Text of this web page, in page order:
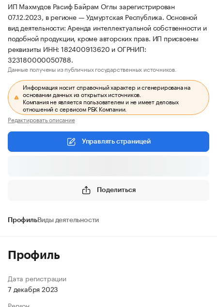
ИП Махмудов Расиф Байрам Оглы зарегистрирован
07.12.2023, в регионе — Удмуртская Республика. Основной
вид деятельности: Аренда интеллектуальной собственности и
подобной продукции, кроме авторских прав. ИП присвоены
реквизиты ИНН: 182400913620 и ОГРНИП:
323180000050788.
Данные получены из публичных государственных источников.
Информация носит справочный характер и сгенерирована на
основании данных из открытых источников.
Компания не является пользователем и не имеет деловых
отношений с сервисом РБК Компании.
Редактировать описание
Управлять страницей
Поделиться
ПрофильВиды деятельности
Профиль
Дата регистрации
7 декабря 2023